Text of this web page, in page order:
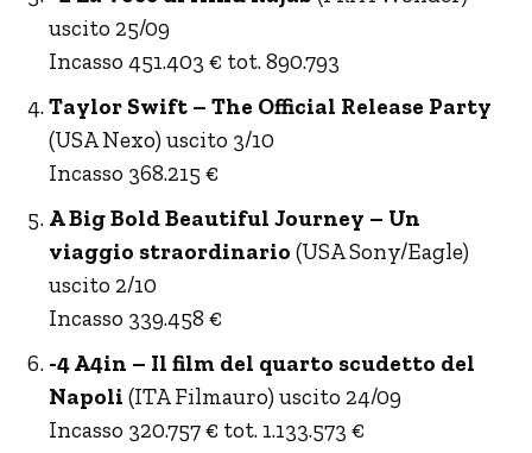
uscito 25/09
Incasso 451.403 € tot. 890.793
Taylor Swift – The Official Release Party
(USA Nexo) uscito 3/10
Incasso 368.215 €
A Big Bold Beautiful Journey – Un
viaggio straordinario (USA Sony/Eagle)
uscito 2/10
Incasso 339.458 €
-4 A4in – Il film del quarto scudetto del
Napoli (ITA Filmauro) uscito 24/09
Incasso 320.757 € tot. 1.133.573 €